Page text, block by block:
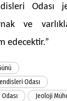
Odası
ve
edecektir.”
Odası
Jeoloji